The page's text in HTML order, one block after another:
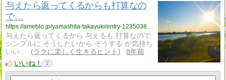
与えたら返ってくるからも打算なの
で…
https://ameblo.jp/yamashita-takayuki/entry-12350380483.html
与えたら返ってくるから 与えるも 打算なので
シンプルに そうしたいから そうする が気持ち
いい …
ラクに楽しく生きるヒント
8年前
いいね！
2